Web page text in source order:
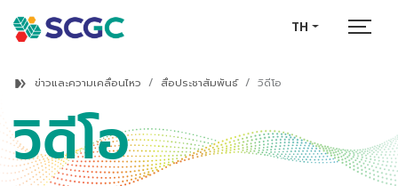
TH
ข่าวและความเคลื่อนไหว สื่อประชาสัมพันธ์ วิดีโอ
วิดีโอ